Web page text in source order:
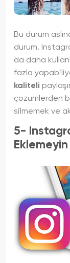
Bu durum
durum.
da daha
fazla
kaliteli
çözümlerden
silmemek ve
5-
Eklemeyin